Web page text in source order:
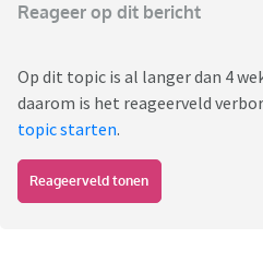
Reageer op dit bericht
Op dit topic is al langer dan 4
daarom is het reageerveld
topic starten.
Reageerveld tonen